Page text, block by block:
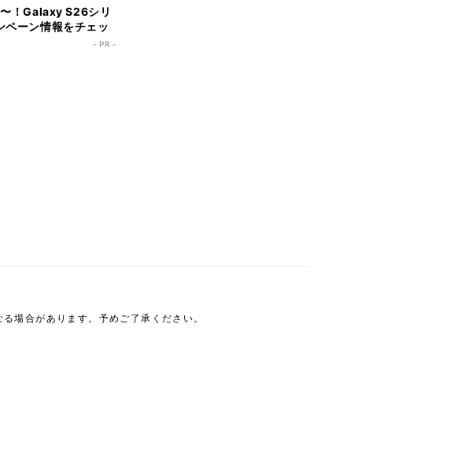
！Galaxy S26シリ
ペーン情報をチェッ
- PR -
場合があります。予めご了承ください。